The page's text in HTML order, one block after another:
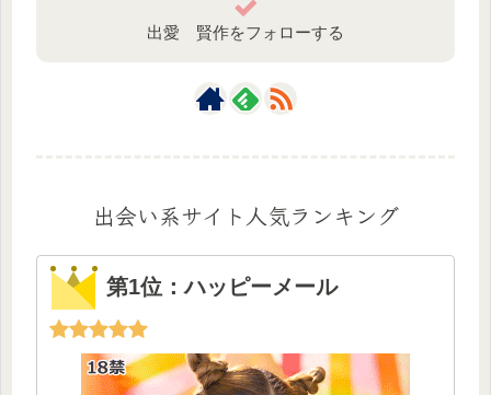
出愛 賢作をフォローする
出会い系サイト人気ランキング
第1位：ハッピーメール